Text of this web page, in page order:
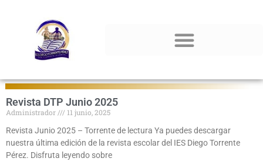
Resumen de noticias
Revista DTP Junio 2025
Administrador
11 junio, 2025
Revista Junio 2025 – Torrente de lectura Ya puedes descargar
nuestra última edición de la revista escolar del IES Diego Torrente
Pérez. Disfruta leyendo sobre